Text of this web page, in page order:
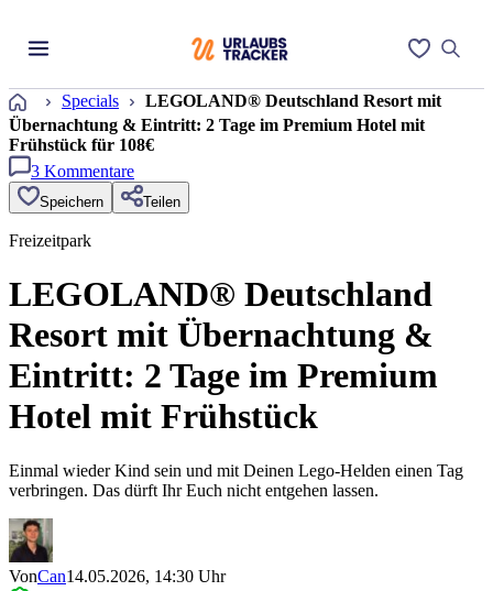
Startseite
Specials
LEGOLAND® Deutschland Resort mit
Übernachtung & Eintritt: 2 Tage im Premium Hotel mit
Frühstück für 108€
3 Kommentare
Speichern Teilen
Freizeitpark
LEGOLAND® Deutschland
Resort mit Übernachtung &
Eintritt: 2 Tage im Premium
Hotel mit Frühstück
Einmal wieder Kind sein und mit Deinen Lego-Helden einen Tag
verbringen. Das dürft Ihr Euch nicht entgehen lassen.
VonCan14.05.2026, 14:30 Uhr